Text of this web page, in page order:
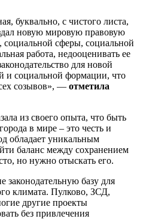
буквально, с чистого листа,
новую мировую правовую
социальной сферы, социальной
работа, недооценивать ее
для новой
и социальной формации, что
созывов», — отметила
из своего опыта, что быть
в мире – это честь и
обладает уникальным
баланс между сохранением
но нужно отыскать его.
базу для
климата. Пулково, ЗСД,
другие проекты
без привлечения